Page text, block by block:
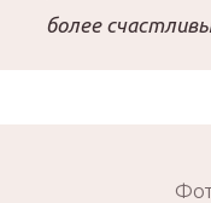
более